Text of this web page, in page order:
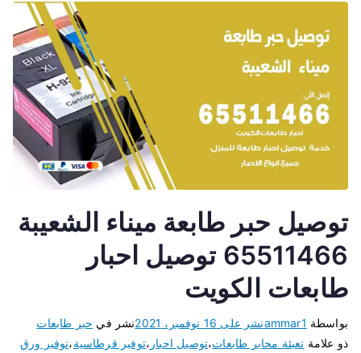
توصيل حبر طابعة ميناء الشعيبة
65511466 توصيل احبار
طابعات الكويت
بواسطة ammar1نشر على 16 نوفمبر، 2021 نشر في حبر طابعات
ذو علامة تعبئة محابر طابعات،توصيل احبار ،توفير قرطاسية،توفير ورق